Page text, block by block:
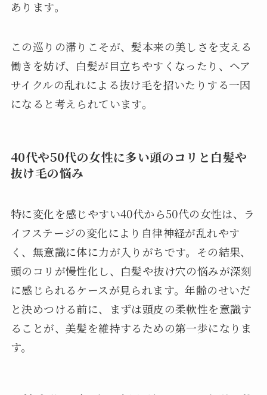
あります。
この巡りの滞りこそが、髪本来の美しさを支える
働きを妨げ、白髪が目立ちやすくなったり、ヘア
サイクルの乱れによる抜け毛を招いたりする一因
になると考えられています。
40代や50代の女性に多い頭のコリと白髪や
抜け毛の悩み
特に変化を感じやすい40代から50代の女性は、ラ
イフステージの変化により自律神経が乱れやす
く、無意識に体に力が入りがちです。その結果、
頭のコリが慢性化し、白髪や抜け穴の悩みが深刻
に感じられるケースが見られます。年齢のせいだ
と決めつける前に、まずは頭皮の柔軟性を意識す
ることが、美髪を維持するための第一歩になりま
す。